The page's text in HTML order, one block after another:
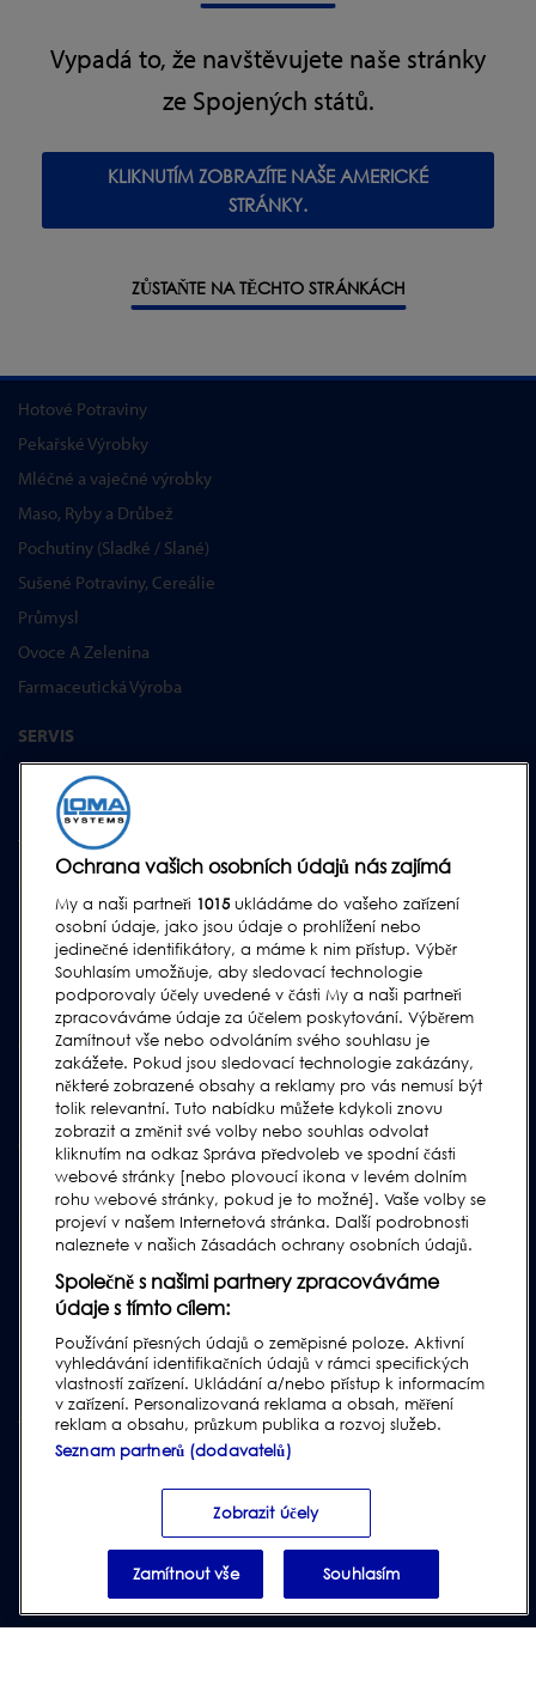
Vypadá to, že navštěvujete naše stránky
ze Spojených států.
KLIKNUTÍM ZOBRAZÍTE NAŠE AMERICKÉ
STRÁNKY.
ZŮSTAŇTE NA TĚCHTO STRÁNKÁCH
Detekce kovů
Combo - Vážení + Detekce
Hotové Potraviny
Pekařské Výrobky
Mléčné a vaječné výrobky
Maso, Ryby a Drůbež
Pochutiny (Sladké / Slané)
Sušené Potraviny, Cereálie
Průmysl
Ovoce A Zelenina
Farmaceutická Výroba
SERVIS
Servisní program
Náhradní Díly
Testovací díly
Školení Pro Zákazníky
Upgrades
PODPORA
Kontakt
Žádost o podporu
Nejčastější Otázky
Uživatelské Manuály
Oborové pokyny
Podpora Starších Produktů
Subscribe to our Newsletter
Privacy & Cookie Policy Website Disclaimer
Supplier Terms & Conditions|Modern Slavery Act
|Ochrana oznamovatelů |
Conduct Violation
Ochrana vašich osobních údajů nás zajímá
My a naši partneři 1015ukládáme do vašeho zařízení
osobní údaje, jako jsou údaje o prohlížení nebo
jedinečné identifikátory, a máme k nim přístup. Výběr
Souhlasím umožňuje, aby sledovací technologie
podporovaly účely uvedené v části My a naši partneři
zpracováváme údaje za účelem poskytování. Výběrem
Zamítnout vše nebo odvoláním svého souhlasu je
zakážete. Pokud jsou sledovací technologie zakázány,
některé zobrazené obsahy a reklamy pro vás nemusí být
tolik relevantní. Tuto nabídku můžete kdykoli znovu
zobrazit a změnit své volby nebo souhlas odvolat
kliknutím na odkaz Správa předvoleb ve spodní části
webové stránky [nebo plovoucí ikona v levém dolním
rohu webové stránky, pokud je to možné]. Vaše volby se
projeví v našem Internetová stránka. Další podrobnosti
naleznete v našich Zásadách ochrany osobních údajů.
Společně s našimi partnery zpracováváme
údaje s tímto cílem:
Používání přesných údajů o zeměpisné poloze. Aktivní
vyhledávání identifikačních údajů v rámci specifických
vlastností zařízení. Ukládání a/nebo přístup k informacím
v zařízení. Personalizovaná reklama a obsah, měření
reklam a obsahu, průzkum publika a rozvoj služeb.
Seznam partnerů (dodavatelů)
Zobrazit účely
Zamítnout vše Souhlasím